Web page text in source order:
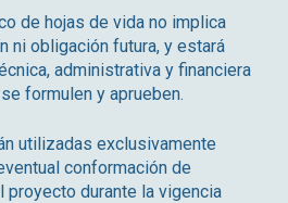
de hojas de vida no implica
ni obligación futura, y estará
administrativa y financiera
formulen y aprueben.
utilizadas exclusivamente
conformación de
proyecto durante la vigencia